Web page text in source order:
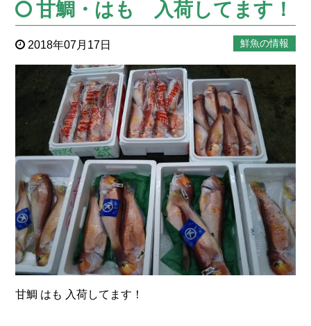
甘鯛・はも 入荷してます！
2018年07月17日 鮮魚の情報
甘鯛 はも 入荷してます！